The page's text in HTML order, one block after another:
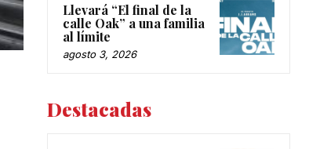
Llevará “El final de la
calle Oak” a una familia
al límite
agosto 3, 2026
Destacadas